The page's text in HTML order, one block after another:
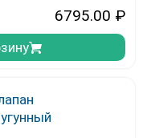
6795.00 ₽